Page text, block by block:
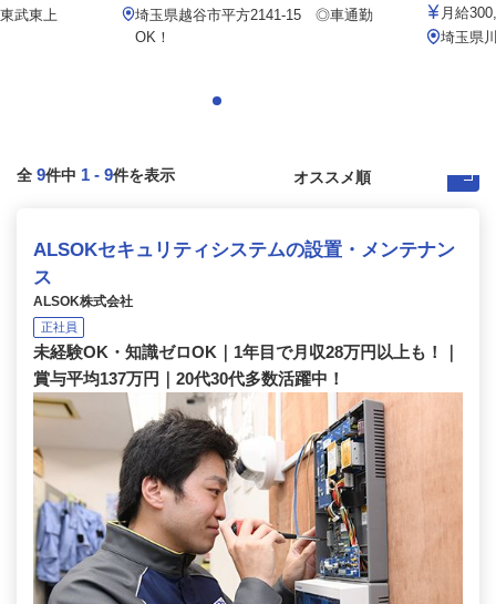
武東上
埼玉県越谷市平方2141-15 ◎車通勤
OK！
月給
埼玉県
全 9件中 1 - 9件を表示
ALSOKセキュリティシステムの設置・メンテナン
ス
ALSOK株式会社
正社員
未経験OK・知識ゼロOK｜1年目で月収28万円以上も！｜
賞与平均137万円｜20代30代多数活躍中！